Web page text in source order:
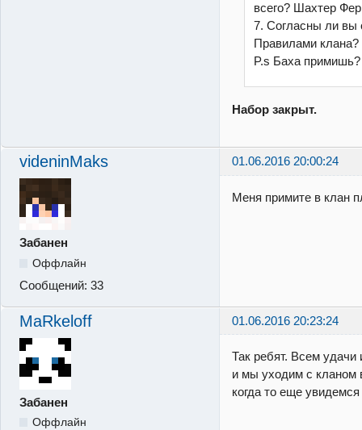
всего? Шахтер
7. Согласны ли вы
Правилами
P.s Баха примишь?
Набор закрыт.
videninMaks 01.06.2016 20:00:24
Забанен
Оффлайн
Сообщений: 33
Меня примите в клан
MaRkeloff 01.06.2016 20:23:24
Забанен
Оффлайн
Так ребят. Всем удачи
и мы уходим с кланом
когда то еще